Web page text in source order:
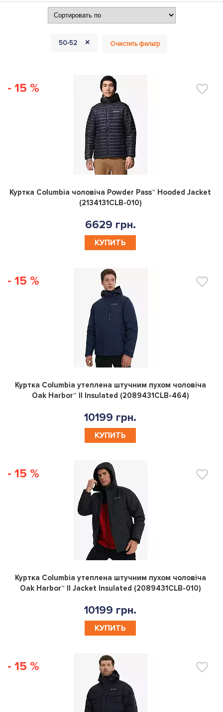
50-52 + Очистить фильтр
- 15 %
0
Куртка Columbia чоловiча Powder Pass™ Hooded Jacket
(2134131CLB-010)
6629 грн.
КУПИТЬ
- 15 %
0
Куртка Columbia утеплена штучним пухом чоловiча
Oak Harbor™ II Insulated (2089431CLB-464)
10199 грн.
КУПИТЬ
- 15 %
0
Куртка Columbia утеплена штучним пухом чоловіча
Oak Harbor™ II Jacket Insulated (2089431CLB-010)
10199 грн.
КУПИТЬ
- 15 %